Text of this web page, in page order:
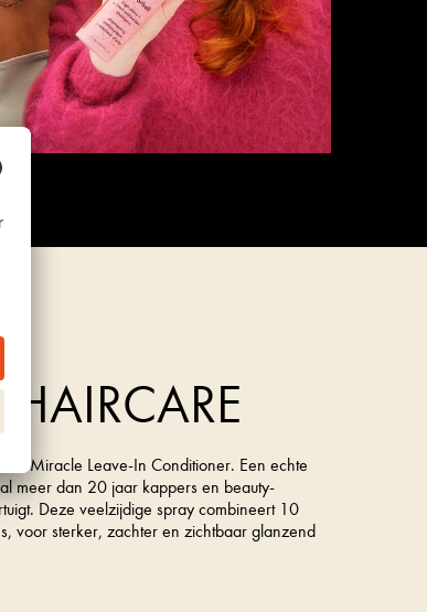
10 Miracle Leave-In Conditioner. Een echte
meer dan 20 jaar kappers en beauty-
Deze veelzijdige spray combineert 10
voor sterker, zachter en zichtbaar glanzend